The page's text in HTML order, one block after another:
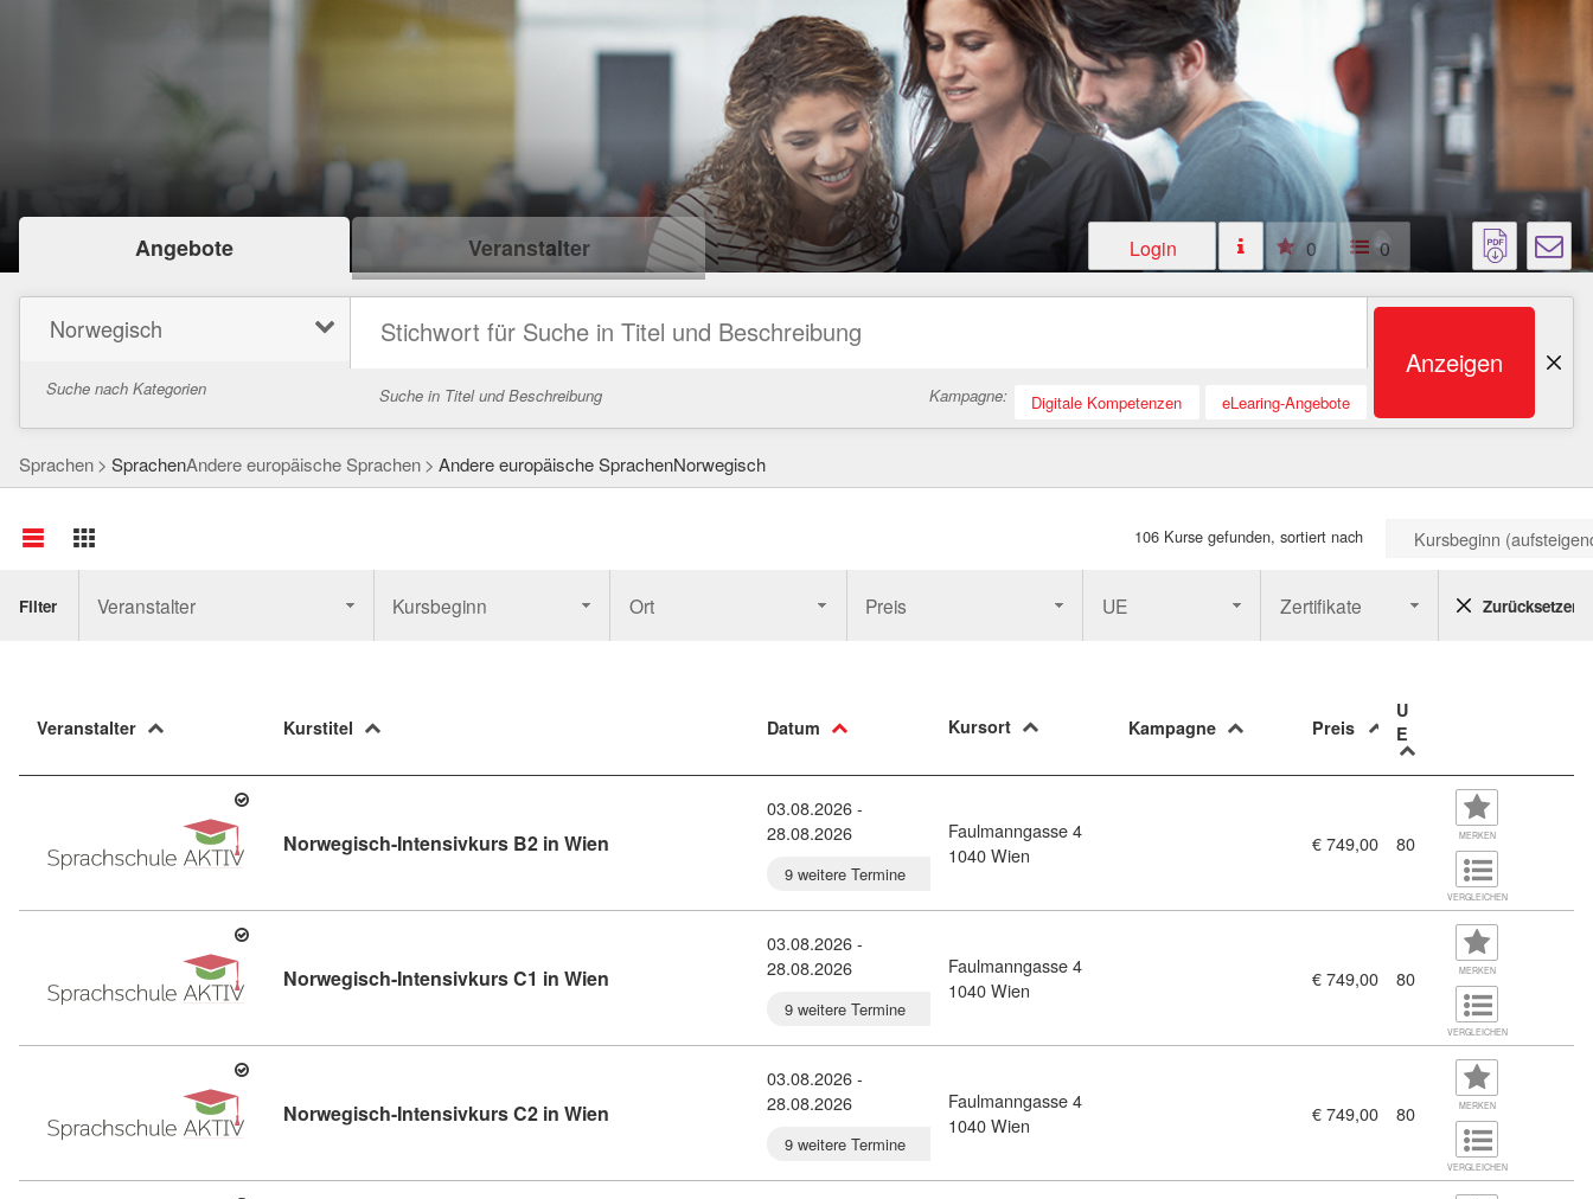
Login 0 0
Angebote Veranstalter
Norwegisch
Suche nach Kategorien Suche in Titel und Beschreibung Kampagne: Digitale Kompetenzen eLearing-Angebote
Anzeigen
Sprachen SprachenAndere europäische Sprachen Andere europäische SprachenNorwegisch
106 Kurse gefunden, sortiert nach Kursbeginn
Filter Veranstalter Kursbeginn Ort Preis UE Zertifikate Zurücksetzen
Veranstalter Kurstitel Datum Kursort Kampagne Preis
U
E
Norwegisch-Intensivkurs B2 in Wien Kursdetail: Norwegisch-Intensivkurs B2 in Wien (10780839)
03.08.2026 -
28.08.2026
9 weitere Termine
Faulmanngasse 4
1040 Wien
€ 749,00 80 MERKEN
VERGLEICHEN
Norwegisch-Intensivkurs C1 in Wien Kursdetail: Norwegisch-Intensivkurs C1 in Wien (10780840)
03.08.2026 -
28.08.2026
9 weitere Termine
Faulmanngasse 4
1040 Wien
€ 749,00 80 MERKEN
VERGLEICHEN
Norwegisch-Intensivkurs C2 in Wien Kursdetail: Norwegisch-Intensivkurs C2 in Wien (10780841)
03.08.2026 -
28.08.2026
9 weitere Termine
Faulmanngasse 4
1040 Wien
€ 749,00 80 MERKEN
VERGLEICHEN